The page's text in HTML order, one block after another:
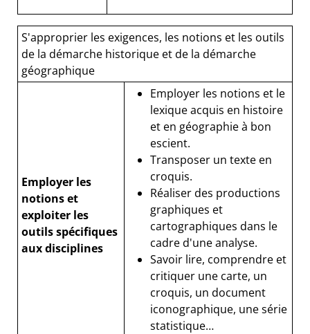
S'approprier les exigences, les notions et les outils
de la démarche historique et de la démarche
géographique
Employer les
notions et
exploiter les
outils spécifiques
aux disciplines
Employer les notions et le
lexique acquis en histoire
et en géographie à bon
escient.
Transposer un texte en
croquis.
Réaliser des productions
graphiques et
cartographiques dans le
cadre d'une analyse.
Savoir lire, comprendre et
critiquer une carte, un
croquis, un document
iconographique, une série
statistique…